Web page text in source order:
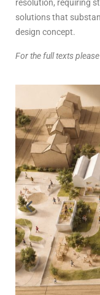
resolution, requiring
solutions that
design concept.
For the full texts